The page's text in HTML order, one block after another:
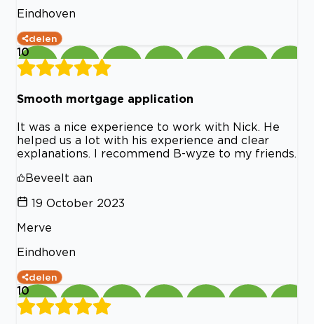
Eindhoven
delen
10
Smooth mortgage application
It was a nice experience to work with Nick. He
helped us a lot with his experience and clear
explanations. I recommend B-wyze to my friends.
Beveelt aan
19 October 2023
Merve
Eindhoven
delen
10